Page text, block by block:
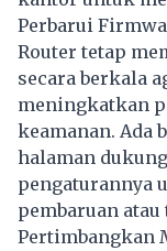
Perbarui
Router tetap
secara berkala
meningkatkan
keamanan. Ada
halaman
pengaturannya
pembaruan atau
Pertimbangkan